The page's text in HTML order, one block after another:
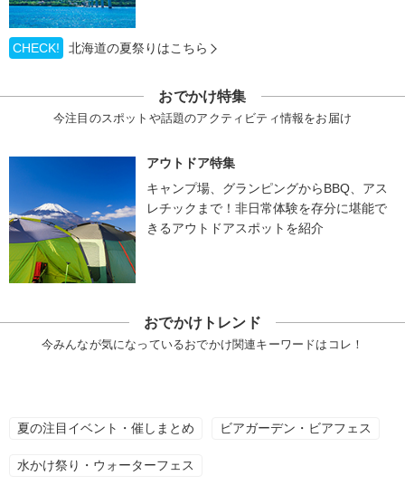
CHECK! 北海道の夏祭りはこちら
おでかけ特集
今注目のスポットや話題のアクティビティ情報をお届け
アウトドア特集
キャンプ場、グランピングからBBQ、アス
レチックまで！非日常体験を存分に堪能で
きるアウトドアスポットを紹介
おでかけトレンド
今みんなが気になっているおでかけ関連キーワードはコレ！
夏の注目イベント・催しまとめ ビアガーデン・ビアフェス
水かけ祭り・ウォーターフェス